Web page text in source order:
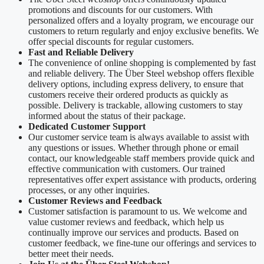
promotions and discounts for our customers. With
personalized offers and a loyalty program, we encourage our
customers to return regularly and enjoy exclusive benefits. We
offer special discounts for regular customers.
Fast and Reliable Delivery
The convenience of online shopping is complemented by fast
and reliable delivery. The Über Steel webshop offers flexible
delivery options, including express delivery, to ensure that
customers receive their ordered products as quickly as
possible. Delivery is trackable, allowing customers to stay
informed about the status of their package.
Dedicated Customer Support
Our customer service team is always available to assist with
any questions or issues. Whether through phone or email
contact, our knowledgeable staff members provide quick and
effective communication with customers. Our trained
representatives offer expert assistance with products, ordering
processes, or any other inquiries.
Customer Reviews and Feedback
Customer satisfaction is paramount to us. We welcome and
value customer reviews and feedback, which help us
continually improve our services and products. Based on
customer feedback, we fine-tune our offerings and services to
better meet their needs.